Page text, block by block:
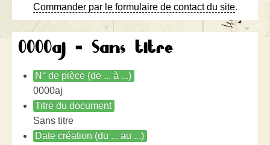
Commander par le formulaire de contact du site.
0000aj - Sans titre
N° de pièce (de ... à ...)
0000aj
Titre du document
Sans titre
Date création (du ... au ...)